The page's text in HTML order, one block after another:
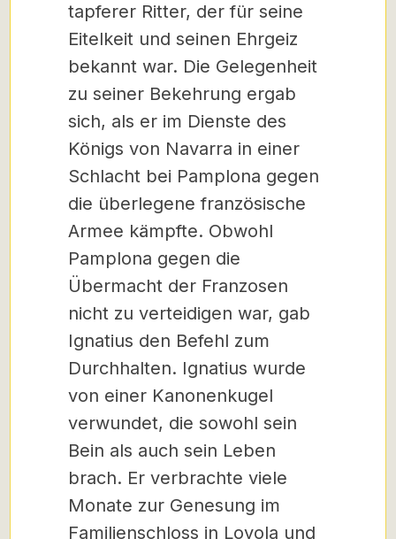
tapferer Ritter, der für seine
Eitelkeit und seinen Ehrgeiz
bekannt war. Die Gelegenheit
zu seiner Bekehrung ergab
sich, als er im Dienste des
Königs von Navarra in einer
Schlacht bei Pamplona gegen
die überlegene französische
Armee kämpfte. Obwohl
Pamplona gegen die
Übermacht der Franzosen
nicht zu verteidigen war, gab
Ignatius den Befehl zum
Durchhalten. Ignatius wurde
von einer Kanonenkugel
verwundet, die sowohl sein
Bein als auch sein Leben
brach. Er verbrachte viele
Monate zur Genesung im
Familienschloss in Loyola und